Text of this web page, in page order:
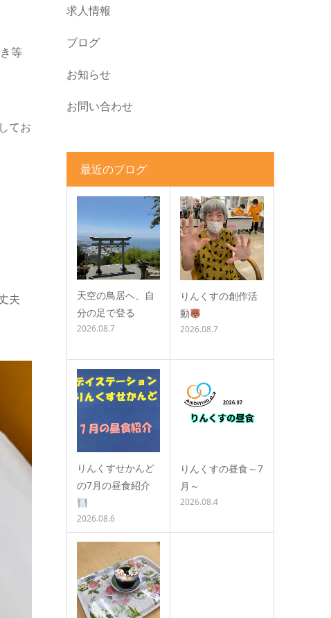
等
てお
夫
求人情報
ブログ
お知らせ
お問い合わせ
最近のブログ
天空の鳥居へ、自
分の足で登る
2026.08.7
りんくすの創作活
動
2026.08.7
りんくすせかんど
の7月の昼食紹介
2026.08.6
りんくすの昼食～7
月～
2026.08.4